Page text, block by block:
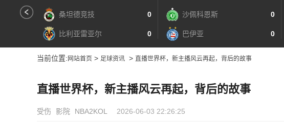
桑坦德竞技 0
比利亚雷亚尔 0
沙佩科恩斯 0
巴伊亚 0
当前位置: 网站首页 > 足球资讯 > 直播世界杯，新主播风云再起，背后的故事
直播世界杯，新主播风云再起，背后的故事
受伤 影院 NBA2KOL 2026-06-03 22:26:25